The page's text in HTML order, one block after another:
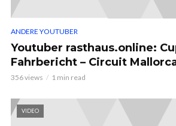
ANDERE YOUTUBER
Youtuber rasthaus.online:
Fahrbericht – Circuit
356 views 1 min read
VIDEO